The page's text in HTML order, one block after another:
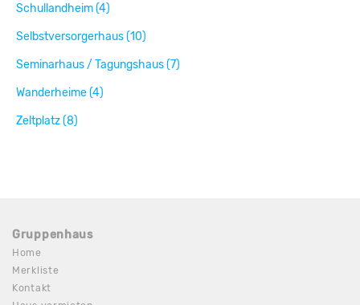
Schullandheim (4)
Selbstversorgerhaus (10)
Seminarhaus / Tagungshaus (7)
Wanderheime (4)
Zeltplatz (8)
Gruppenhaus
Home
Merkliste
Kontakt